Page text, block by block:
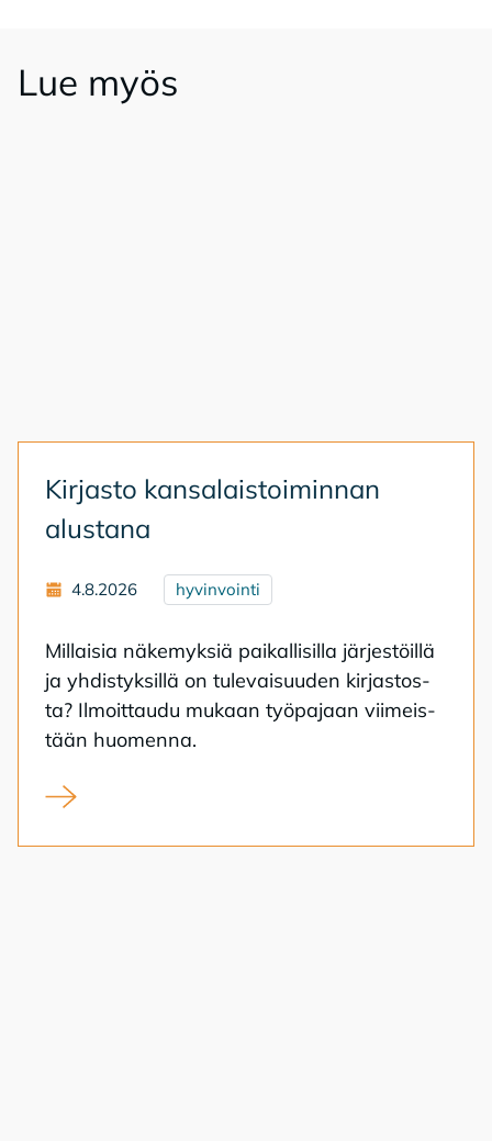
Lue myös
Kir­jas­to kan­sa­lais­toi­min­nan
alus­ta­na
4.8.2026 hyvinvointi
Mil­lai­sia nä­ke­myk­siä pai­kal­li­sil­la jär­jes­töil­lä
ja yh­dis­tyk­sil­lä on tu­le­vai­suu­den kir­jas­tos­
ta? Il­moit­tau­du mu­kaan työ­pa­jaan vii­meis­
tään huo­men­na.
Kirjasto kansalaistoiminnan alustana